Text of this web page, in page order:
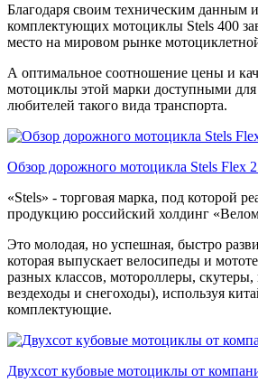
Благодаря своим техническим данным и
комплектующих мотоциклы Stels 400
место на мировом рынке
А оптимальное соотношение цены и
мотоциклы этой марки доступными для
любителей такого вида транспорта.
Обзор дорожного мотоцикла Stels Flex
«Stels» - торговая марка, под которой
продукцию российский холдинг
Это молодая, но успешная, быстро
которая выпускает велосипеды и
разных классов, мотороллеры,
вездеходы и снегоходы), используя
комплектующие.
Двухсот кубовые мотоциклы от